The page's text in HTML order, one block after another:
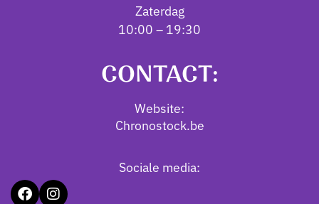
Zaterdag
10:00 – 19:30
CONTACT:
Website:
Chronostock.be
Sociale media: